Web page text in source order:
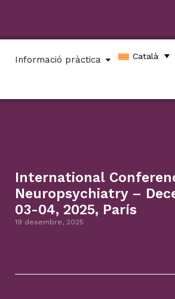
Informació pràctica Català
International
Neuropsychiatry –
03-04, 2025, París
19 desembre, 2025